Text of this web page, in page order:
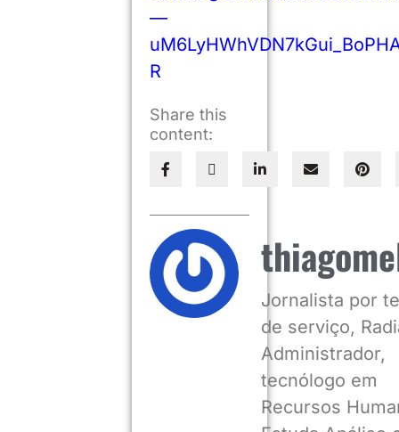
—
R
Share this
content:
Jornalista por
de serviço,
Administrador,
tecnólogo em
Recursos